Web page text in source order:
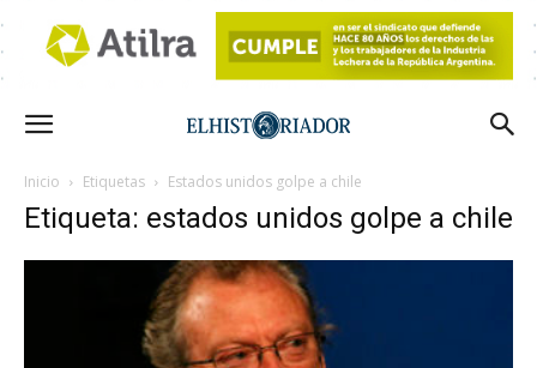
Inicio Etiquetas Estados unidos golpe a chile
Etiqueta: estados unidos golpe a chile